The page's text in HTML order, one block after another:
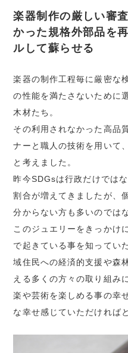
楽器制作の厳しい審
かった規格外部品を
ルして蘇らせる
楽器の制作工程毎に厳密な
の性能を満たさないために
木材たち。
その利用されなかった高品
ナーと職人の技術を用いて
と考えました。
昨今SDGsは行政だけでは
割合が増えてきましたが、
分からない方も多いのでは
このジュエリーをきっかけ
で起きている事を知ってい
域住民への経済的支援や森
える多くの方々の取り組み
楽や芸術を楽しめる事の幸
な幸せ感じていただければ